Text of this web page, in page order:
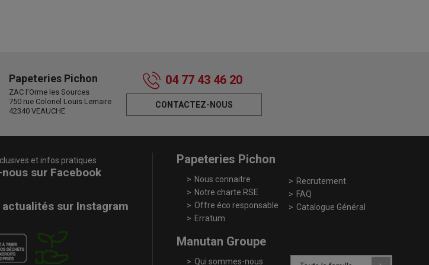
Papeteries Pichon
ZAC l'Orme les Sources
750 rue Colonel Louis Lemaire
42340 VEAUCHE
04 77 43 46 20
CONTACTEZ-NOUS
et infos pratiques
sur Facebook
actualités sur Instagram
Papeteries Pichon
Nous connaitre
Notre charte RSE
Offre éco responsable
Erratum
Recrutement
FAQ
Catalogue Général
Manutan Groupe
Qui sommes-nous